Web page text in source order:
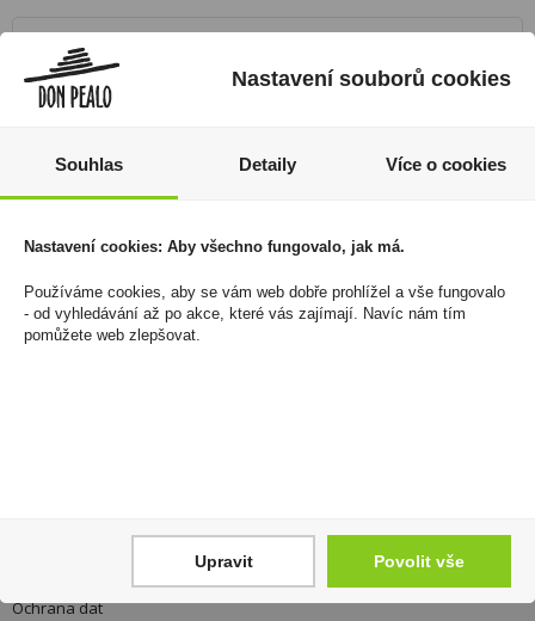
+420 725 744 315
denně 6:00 – 15:30 hod
Newsletter
Zde se můžete registrovat k odběru novinek a
neunikne Vám žádná akční nabídka a sleva!
Ochrana dat
Nastavení souborů cookies
Souhlas Detaily Více o cookies
Nastavení cookies: Aby všechno fungovalo, jak má.
Používáme cookies, aby se vám web dobře prohlížel a vše fungovalo
- od vyhledávání až po akce, které vás zajímají. Navíc nám tím
pomůžete web zlepšovat.
Upravit Povolit vše